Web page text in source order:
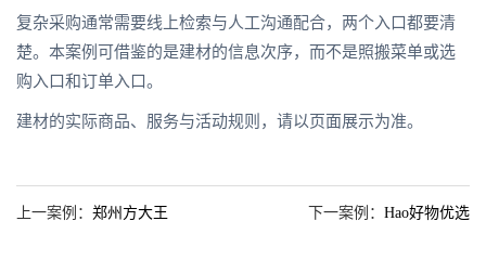
复杂采购通常需要线上检索与人工沟通配合，两个入口都要清
楚。本案例可借鉴的是建材的信息次序，而不是照搬菜单或选
购入口和订单入口。
建材的实际商品、服务与活动规则，请以页面展示为准。
上一案例： 郑州方大王 下一案例： Hao好物优选